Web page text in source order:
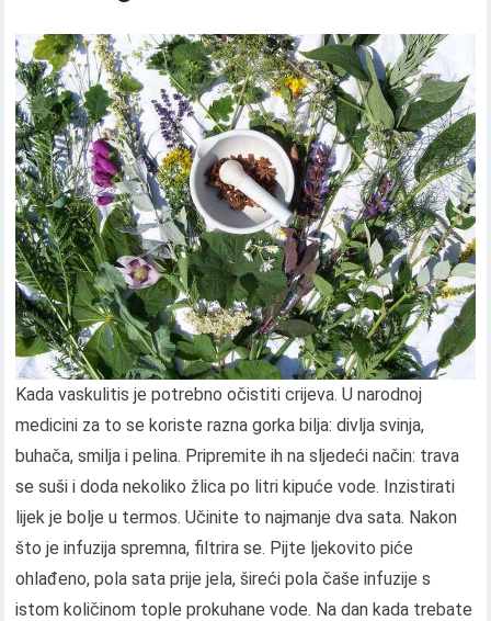
Kada vaskulitis je potrebno očistiti crijeva. U narodnoj
medicini za to se koriste razna gorka bilja: divlja svinja,
buhača, smilja i pelina. Pripremite ih na sljedeći način: trava
se suši i doda nekoliko žlica po litri kipuće vode. Inzistirati
lijek je bolje u termos. Učinite to najmanje dva sata. Nakon
što je infuzija spremna, filtrira se. Pijte ljekovito piće
ohlađeno, pola sata prije jela, šireći pola čaše infuzije s
istom količinom tople prokuhane vode. Na dan kada trebate